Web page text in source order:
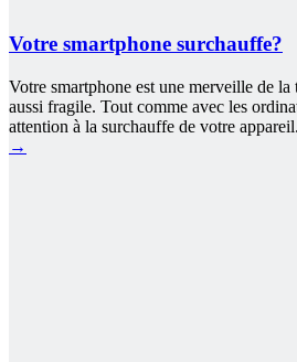
Votre smartphone surchauffe?
Votre smartphone est une merveille de
aussi fragile. Tout comme avec les
attention à la surchauffe de votre
→